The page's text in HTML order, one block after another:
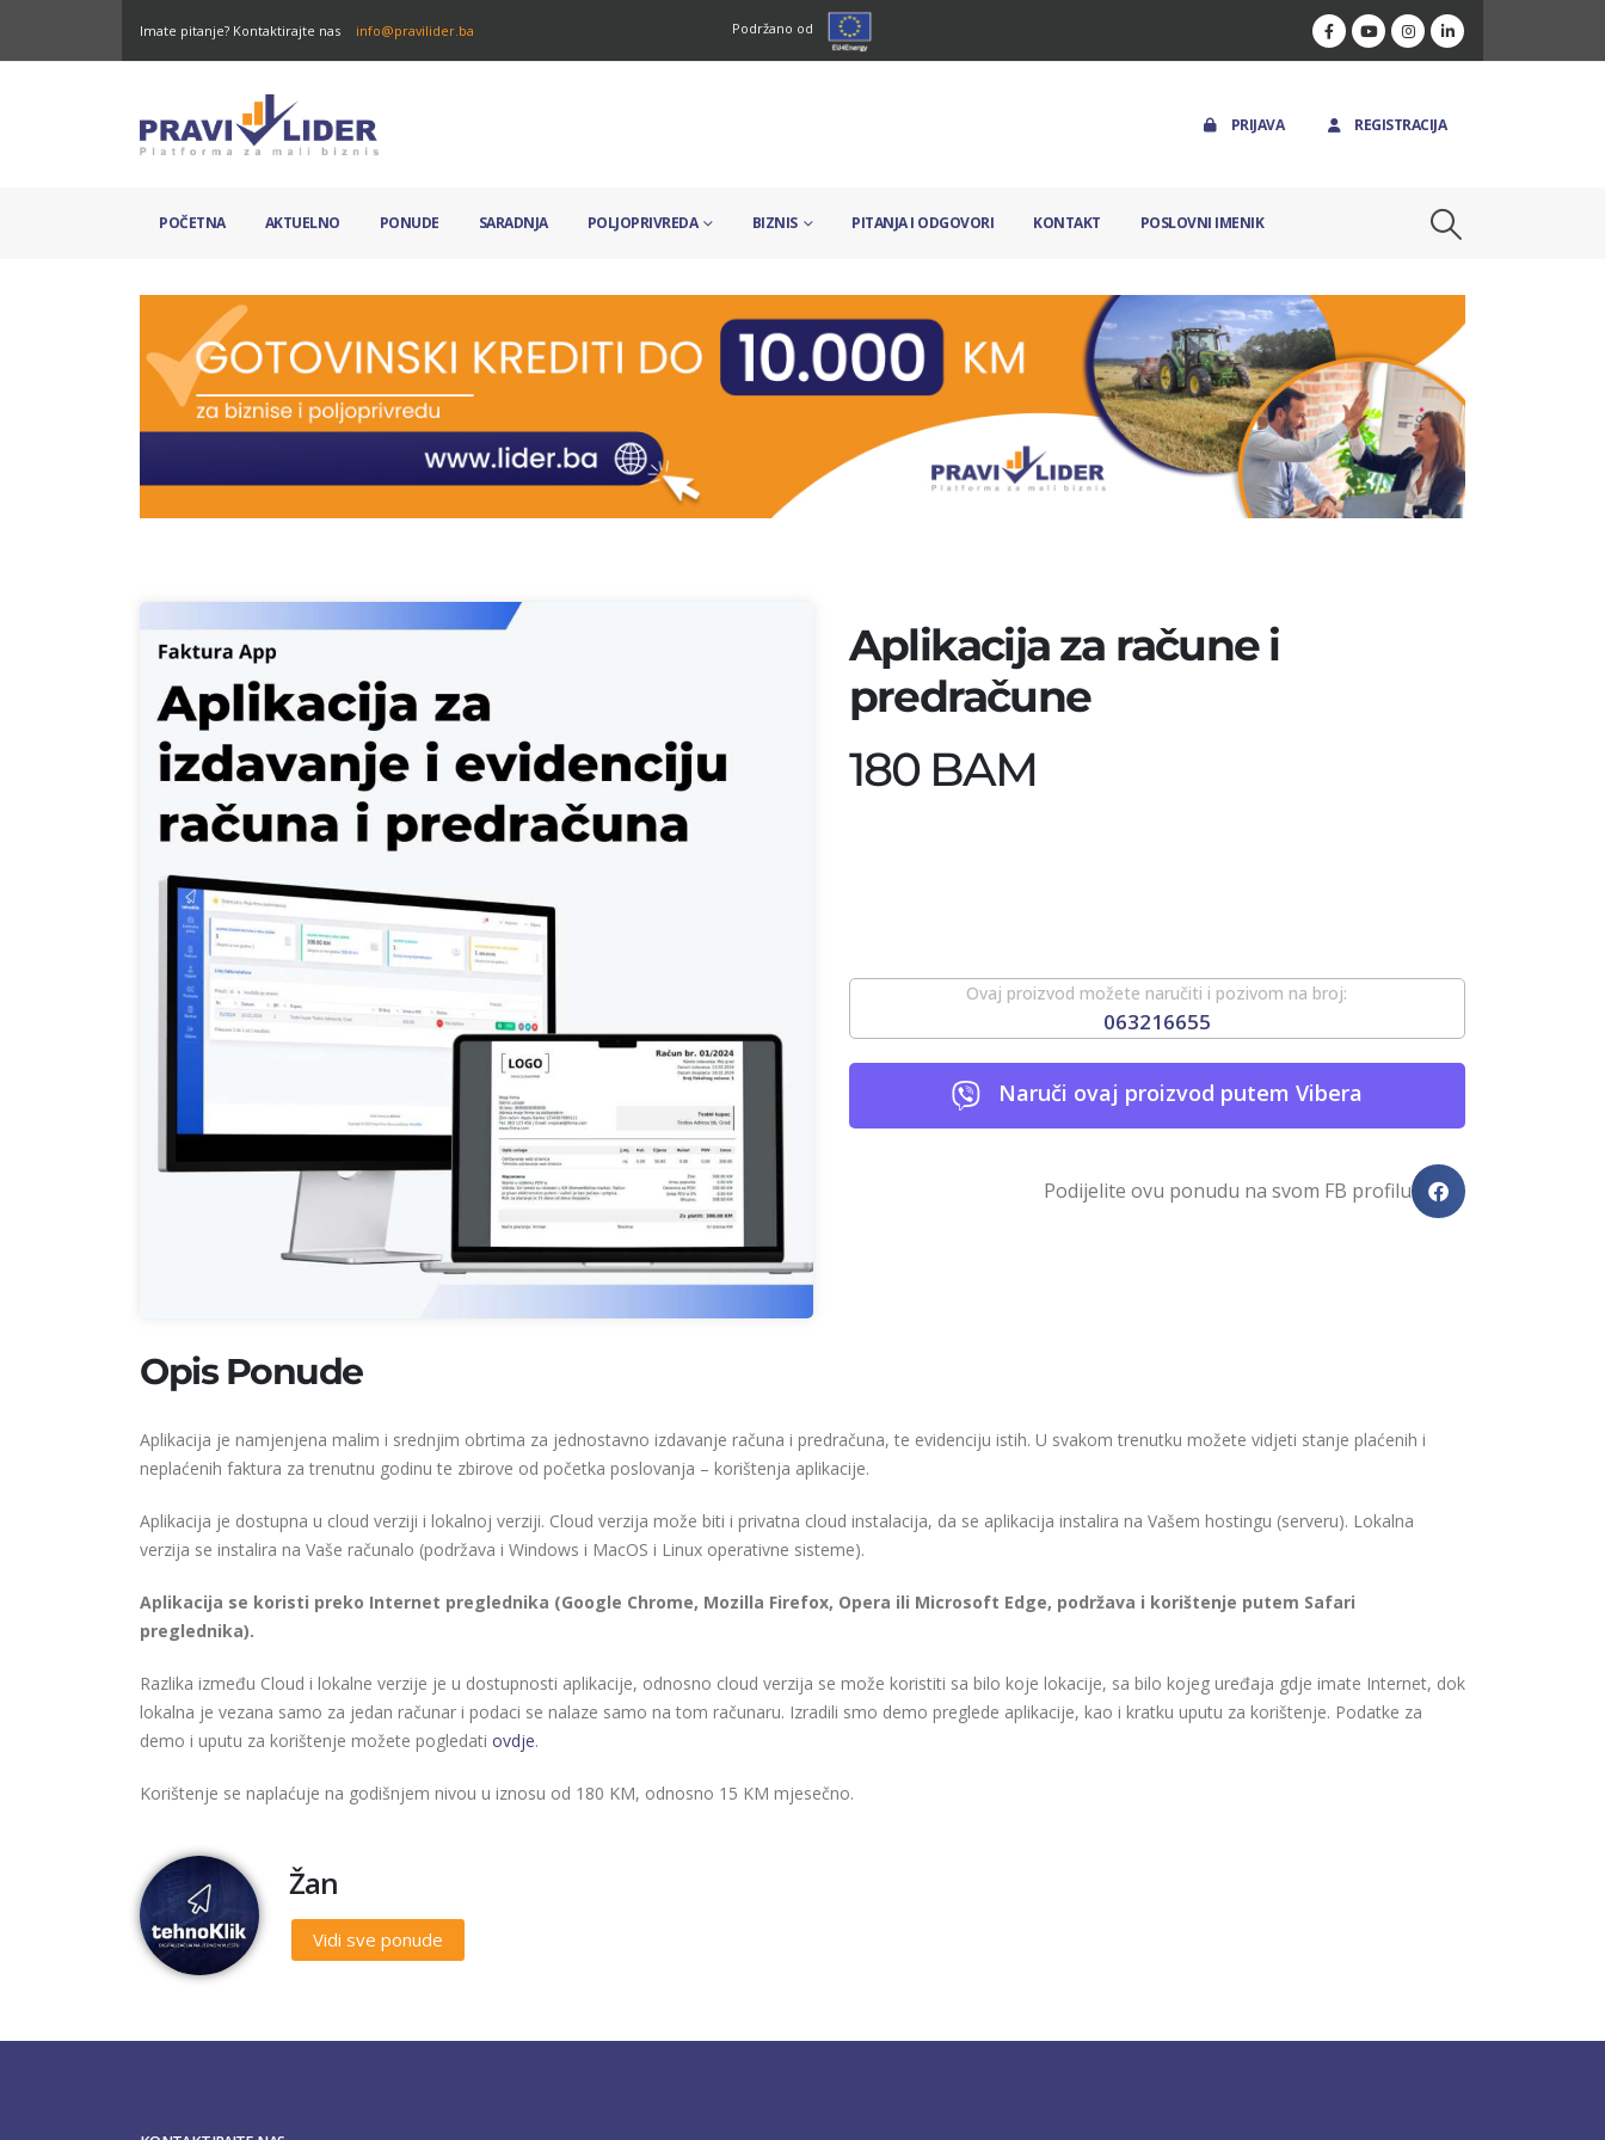
Imate pitanje? Kontaktirajte nas info@pravilider.ba Podržano od
PRIJAVA REGISTRACIJA
POČETNA AKTUELNO PONUDE SARADNJA POLJOPRIVREDA BIZNIS PITANJA I ODGOVORI KONTAKT POSLOVNI IMENIK
Aplikacija za račune i
predračune
180 BAM
Ovaj proizvod možete naručiti i pozivom na broj:
063216655
Naruči ovaj proizvod putem Vibera
Podijelite ovu ponudu na svom FB profilu
Opis Ponude
Aplikacija je namjenjena malim i srednjim obrtima za jednostavno izdavanje računa i predračuna, te evidenciju istih. U svakom trenutku možete vidjeti stanje plaćenih i
neplaćenih faktura za trenutnu godinu te zbirove od početka poslovanja – korištenja aplikacije.
Aplikacija je dostupna u cloud verziji i lokalnoj verziji. Cloud verzija može biti i privatna cloud instalacija, da se aplikacija instalira na Vašem hostingu (serveru). Lokalna
verzija se instalira na Vaše računalo (podržava i Windows i MacOS i Linux operativne sisteme).
Aplikacija se koristi preko Internet preglednika (Google Chrome, Mozilla Firefox, Opera ili Microsoft Edge, podržava i korištenje putem Safari
preglednika).
Razlika između Cloud i lokalne verzije je u dostupnosti aplikacije, odnosno cloud verzija se može koristiti sa bilo koje lokacije, sa bilo kojeg uređaja gdje imate Internet, dok
lokalna je vezana samo za jedan računar i podaci se nalaze samo na tom računaru. Izradili smo demo preglede aplikacije, kao i kratku uputu za korištenje. Podatke za
demo i uputu za korištenje možete pogledati ovdje.
Korištenje se naplaćuje na godišnjem nivou u iznosu od 180 KM, odnosno 15 KM mjesečno.
Žan
Vidi sve ponude